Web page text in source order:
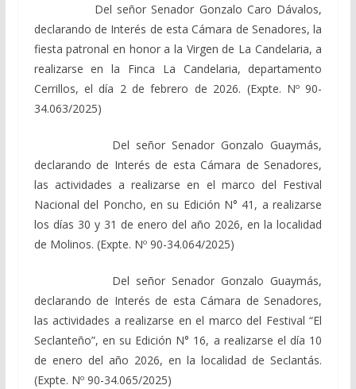
Del señor Senador Gonzalo Caro Dávalos,
declarando de Interés de esta Cámara de Senadores, la
fiesta patronal en honor a la Virgen de La Candelaria, a
realizarse en la Finca La Candelaria, departamento
Cerrillos, el día 2 de febrero de 2026. (Expte. Nº 90-
34.063/2025)
Del señor Senador Gonzalo Guaymás,
declarando de Interés de esta Cámara de Senadores,
las actividades a realizarse en el marco del Festival
Nacional del Poncho, en su Edición N° 41, a realizarse
los días 30 y 31 de enero del año 2026, en la localidad
de Molinos. (Expte. Nº 90-34.064/2025)
Del señor Senador Gonzalo Guaymás,
declarando de Interés de esta Cámara de Senadores,
las actividades a realizarse en el marco del Festival “El
Seclanteño”, en su Edición N° 16, a realizarse el día 10
de enero del año 2026, en la localidad de Seclantás.
(Expte. Nº 90-34.065/2025)